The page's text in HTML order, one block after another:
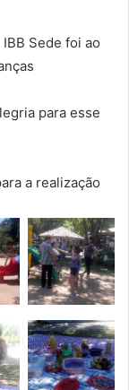
Sede foi ao
para esse
a realização